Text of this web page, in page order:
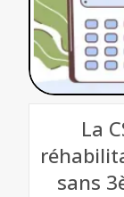
La
sans